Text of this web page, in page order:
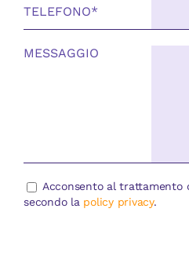
Acconsento al trattamento
secondo la policy privacy.